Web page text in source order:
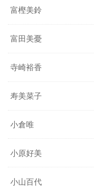
富樫美鈴
富田美憂
寺崎裕香
寿美菜子
小倉唯
小原好美
小山百代